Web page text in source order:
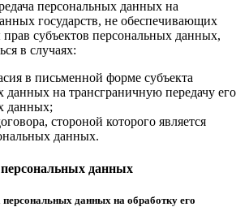
персональных данных на
государств, не обеспечивающих
субъектов персональных данных,
в случаях:
в письменной форме субъекта
данных на трансграничную передачу его
данных;
стороной которого является
данных.
данных
персональных данных на обработку его